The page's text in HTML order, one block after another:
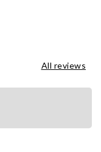
All reviews